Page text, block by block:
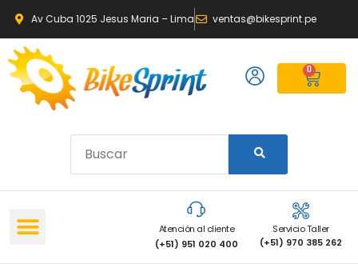
Av Cuba 1025 Jesus Maria – Lima ventas@bikesprint.pe
0
Atención al cliente
(+51) 951 020 400
Servicio Taller
(+51) 970 385 262